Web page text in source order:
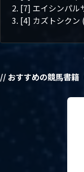
[7] エイシンパル
[4] カズトシクン
// おすすめの競馬書籍